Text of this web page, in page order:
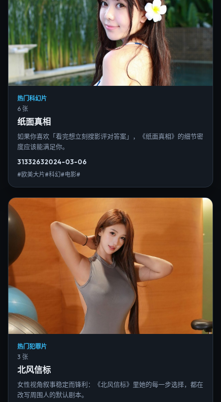
热门科幻片
6 张
纸面真相
如果你喜欢「看完想立刻搜影评对答案」，《纸面真相》的细节密
度应该能满足你。
31332632024-03-06
#欧美大片#科幻#电影#
热门犯罪片
3 张
北风信标
女性视角叙事稳定而锋利：《北风信标》里她的每一步选择，都在
改写周围人的默认剧本。